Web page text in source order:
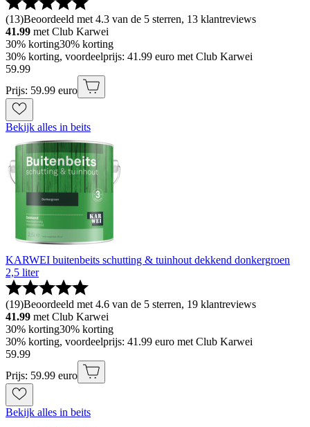
(13)Beoordeeld met 4.3 van de 5 sterren, 13 klantreviews
41.99 met Club Karwei
30% korting30% korting
30% korting, voordeelprijs: 41.99 euro met Club Karwei
59.99
Prijs: 59.99 euro
Bekijk alles in beits
KARWEI buitenbeits schutting & tuinhout dekkend donkergroen
2,5 liter
(19)Beoordeeld met 4.6 van de 5 sterren, 19 klantreviews
41.99 met Club Karwei
30% korting30% korting
30% korting, voordeelprijs: 41.99 euro met Club Karwei
59.99
Prijs: 59.99 euro
Bekijk alles in beits